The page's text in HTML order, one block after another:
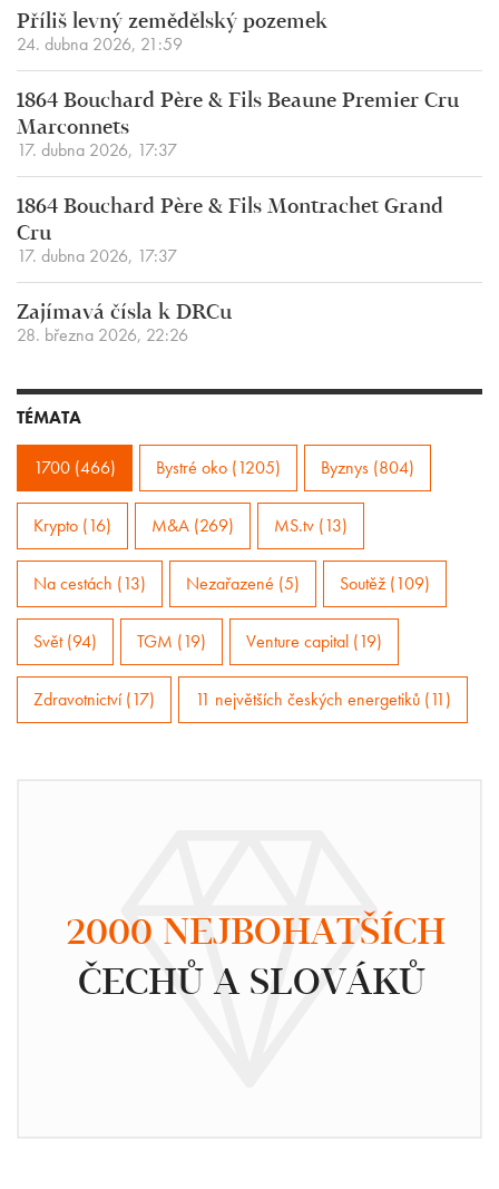
Příliš levný zemědělský pozemek
24. dubna 2026, 21:59
1864 Bouchard Père & Fils Beaune Premier Cru
Marconnets
17. dubna 2026, 17:37
1864 Bouchard Père & Fils Montrachet Grand
Cru
17. dubna 2026, 17:37
Zajímavá čísla k DRCu
28. března 2026, 22:26
TÉMATA
1700 (466) Bystré oko (1205) Byznys (804)
Krypto (16) M&A (269) MS.tv (13)
Na cestách (13) Nezařazené (5) Soutěž (109)
Svět (94) TGM (19) Venture capital (19)
Zdravotnictví (17) 11 největších českých energetiků (11)
2000 NEJBOHATŠÍCH
ČECHŮ A SLOVÁKŮ